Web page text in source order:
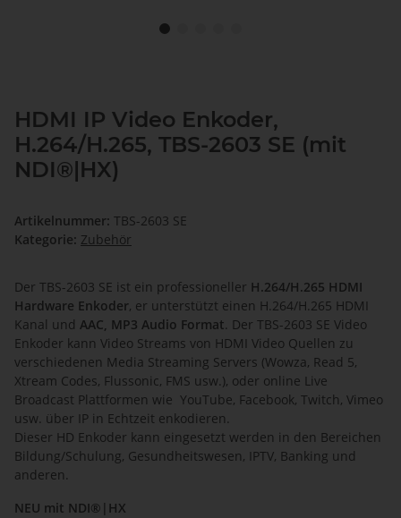
HDMI IP Video Enkoder,
H.264/H.265, TBS-2603 SE (mit
NDI®|HX)
Artikelnummer: TBS-2603 SE
Kategorie: Zubehör
Der TBS-2603 SE ist ein professioneller H.264/H.265 HDMI
Hardware Enkoder, er unterstützt einen H.264/H.265 HDMI
Kanal und AAC, MP3 Audio Format. Der TBS-2603 SE Video
Enkoder kann Video Streams von HDMI Video Quellen zu
verschiedenen Media Streaming Servers (Wowza, Read 5,
Xtream Codes, Flussonic, FMS usw.), oder online Live
Broadcast Plattformen wie YouTube, Facebook, Twitch, Vimeo
usw. über IP in Echtzeit enkodieren.
Dieser HD Enkoder kann eingesetzt werden in den Bereichen
Bildung/Schulung, Gesundheitswesen, IPTV, Banking und
anderen.
NEU mit NDI®|HX